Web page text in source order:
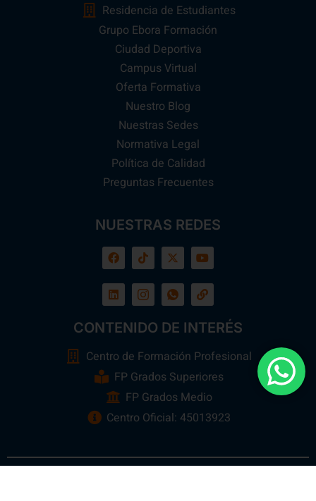
Residencia de Estudiantes
Grupo Ebora Formación
Ciudad Deportiva
Campus Virtual
Oferta Formativa
Nuestro Blog
Nuestras Sedes
Normativa Legal
Política de Calidad
Preguntas Frecuentes
NUESTRAS REDES
CONTENIDO DE INTERÉS
Centro de Formación Profesional
FP Grados Superiores
FP Grados Medio
Centro Oficial: 45013923